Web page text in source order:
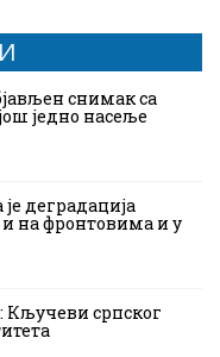
снимак са
једно насеље
деградација
на фронтовима и у
српског